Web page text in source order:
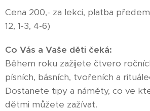
Cena 200,- za lekci, platba
12, 1-3, 4-6)
Co Vás a Vaše děti čeká:
Během roku zažijete čtvero
písních, básních, tvořeních a
Dostanete tipy a náměty, co ve
dětmi můžete zažívat.